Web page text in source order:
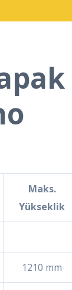
Maks.
Yükseklik
1210 mm